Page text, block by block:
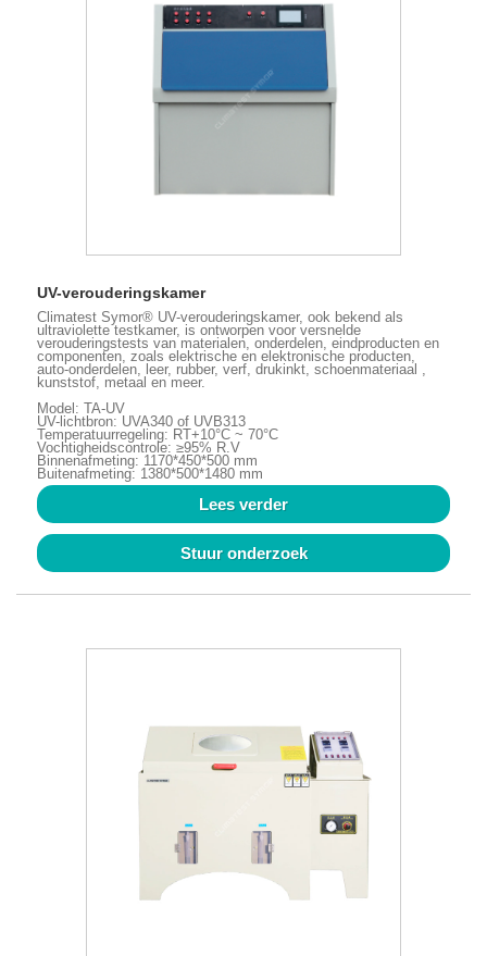
UV-verouderingskamer
Climatest Symor® UV-verouderingskamer, ook bekend als
ultraviolette testkamer, is ontworpen voor versnelde
verouderingstests van materialen, onderdelen, eindproducten en
componenten, zoals elektrische en elektronische producten,
auto-onderdelen, leer, rubber, verf, drukinkt, schoenmateriaal ,
kunststof, metaal en meer.
Model: TA-UV
UV-lichtbron: UVA340 of UVB313
Temperatuurregeling: RT+10°C ~ 70°C
Vochtigheidscontrole: ≥95% R.V
Binnenafmeting: 1170*450*500 mm
Buitenafmeting: 1380*500*1480 mm
Lees verder
Stuur onderzoek